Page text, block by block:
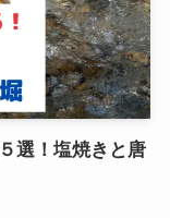
選！塩焼きと唐